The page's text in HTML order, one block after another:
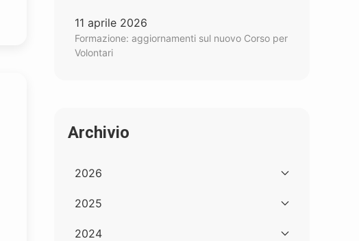
11 aprile 2026
Formazione: aggiornamenti sul nuovo Corso per
Volontari
Archivio
2026
2025
2024